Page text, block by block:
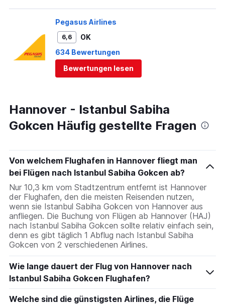
Pegasus Airlines
6,6
OK
634 Bewertungen
Bewertungen lesen
Hannover - Istanbul Sabiha
Gokcen Häufig gestellte Fragen
Von welchem Flughafen in Hannover fliegt man
bei Flügen nach Istanbul Sabiha Gokcen ab?
Nur 10,3 km vom Stadtzentrum entfernt ist Hannover
der Flughafen, den die meisten Reisenden nutzen,
wenn sie Istanbul Sabiha Gokcen von Hannover aus
anfliegen. Die Buchung von Flügen ab Hannover (HAJ)
nach Istanbul Sabiha Gokcen sollte relativ einfach sein,
denn es gibt täglich 1 Abflug nach Istanbul Sabiha
Gokcen von 2 verschiedenen Airlines.
Wie lange dauert der Flug von Hannover nach
Istanbul Sabiha Gokcen Flughafen?
Welche sind die günstigsten Airlines, die Flüge